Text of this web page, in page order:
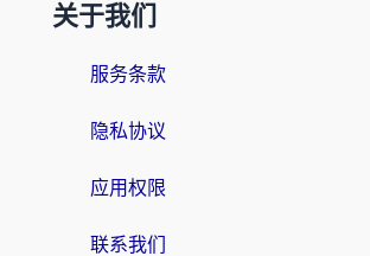
关于我们
服务条款
隐私协议
应用权限
联系我们